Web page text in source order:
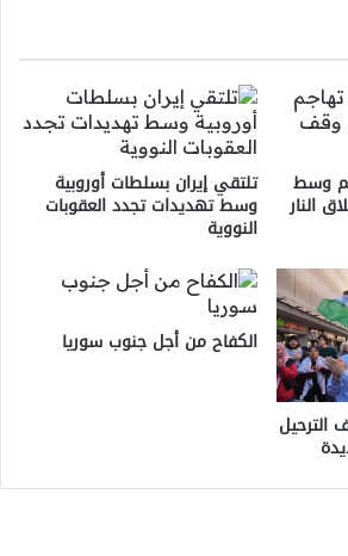
وسط
النار
تلتقي إيران بسلطات أوروبية
وسط تهديدات تجدد العقوبات
النووية
الترحيل
الكفاح من أجل جنوب سوريا